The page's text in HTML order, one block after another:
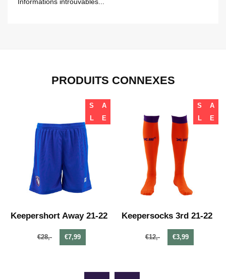
PRODUITS CONNEXES
S
A
L
E
Keepershort Away 21-22
€28,- €7,99
S
A
L
E
Keepersocks 3rd 21-22
€12,- €3,99